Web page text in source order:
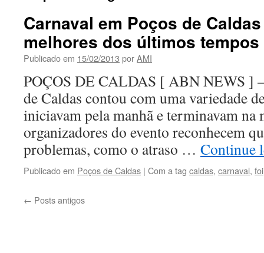
Carnaval em Poços de
melhores dos últimos tempos
Publicado em 15/02/2013 porAMI
POÇOS DE CALDAS [ ABN NEWS ]
de Caldas contou com uma variedade
iniciavam pela manhã e terminavam na
organizadores do evento reconhecem
problemas, como o atraso … Continue
Publicado em Poços de Caldas | Com a tag caldas, carnaval, foi
← Posts antigos